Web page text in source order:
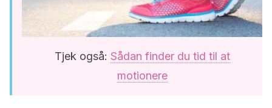
Tjek også: Sådan finder du tid til at
motionere